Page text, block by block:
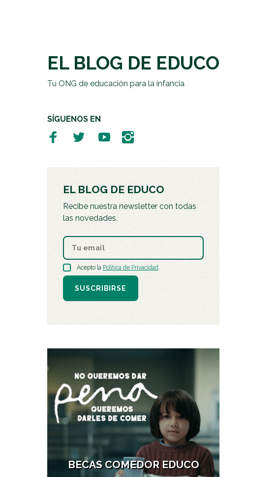
EL BLOG DE EDUCO
Tu ONG de educación para la infancia
SÍGUENOS EN
EL BLOG DE EDUCO
Recibe nuestra newsletter con todas
las novedades.
Acepto la Política de Privacidad.
SUSCRIBIRSE
BECAS COMEDOR EDUCO